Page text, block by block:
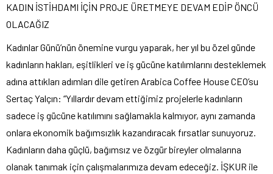
KADIN İSTİHDAMI İÇİN PROJE ÜRETMEYE DEVAM EDİP ÖNCÜ
OLACAĞIZ
Kadınlar Günü’nün önemine vurgu yaparak, her yıl bu özel günde
kadınların hakları, eşitlikleri ve iş gücüne katılımlarını desteklemek
adına attıkları adımları dile getiren Arabica Coffee House CEO’su
Sertaç Yalçın: “Yıllardır devam ettiğimiz projelerle kadınların
sadece iş gücüne katılımını sağlamakla kalmıyor, aynı zamanda
onlara ekonomik bağımsızlık kazandıracak fırsatlar sunuyoruz.
Kadınların daha güçlü, bağımsız ve özgür bireyler olmalarına
olanak tanımak için çalışmalarımıza devam edeceğiz. İŞKUR ile